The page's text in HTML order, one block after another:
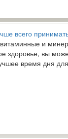
всего
и
здоровье, вы
время дня